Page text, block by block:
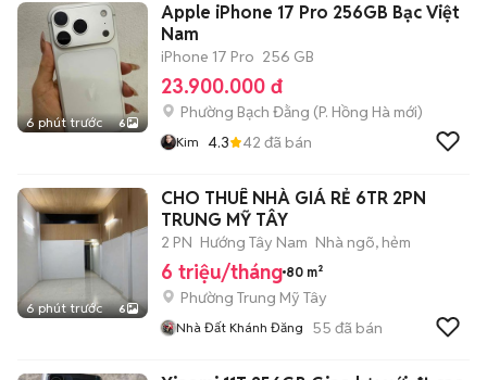
6 phút trước 6
Apple iPhone 17 Pro 256GB Bạc Việt
Nam
iPhone 17 Pro 256 GB
23.900.000 đ
Phường Bạch Đằng (P. Hồng Hà mới)
Kim 4.3 42 đã bán
6 phút trước 6
CHO THUÊ NHÀ GIÁ RẺ 6TR 2PN
TRUNG MỸ TÂY
2 PN Hướng Tây Nam Nhà ngõ, hẻm
6 triệu/tháng 80 m²
Phường Trung Mỹ Tây
Nhà Đất Khánh Đăng 55 đã bán